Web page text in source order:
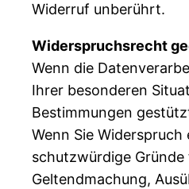
Widerruf unberührt.
Widerspruchsrecht
Wenn die
Ihrer besonderen
Bestimmungen
Wenn Sie
schutzwürdige
Geltendmachung,